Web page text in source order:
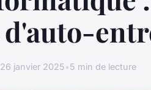
26 janvier 2025•5 min de lecture